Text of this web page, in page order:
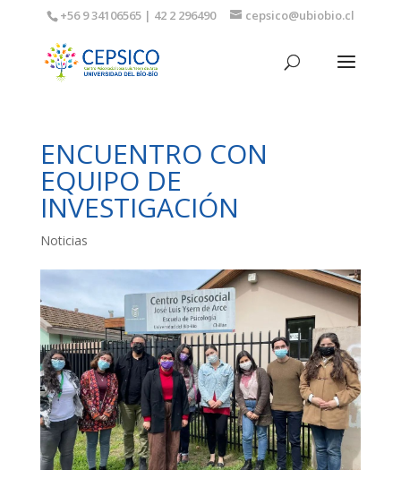
+56 9 34106565 | 42 2 296490 cepsico@ubiobio.cl
ENCUENTRO CON
EQUIPO DE
INVESTIGACIÓN
Noticias